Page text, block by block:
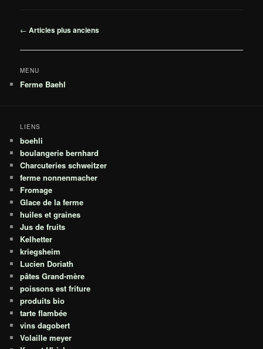
Navigation
articles
← Articles plus anciens
MENU
Ferme Baehl
LIENS
boehli
boulangerie bernhard
Charcuteries schweitzer
ferme nonnenmacher
Fromage
Glace de la ferme
huiles et graines
Jus de fruits
Kelhetter
kriegsheim
Lucien Doriath
pâtes Grand-mère
poissons est friture
produits bio
tarte flambée
vins dagobert
Volaille meyer